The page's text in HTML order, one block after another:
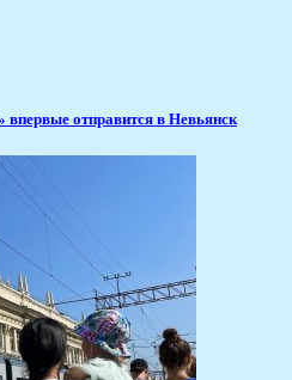
впервые отправится в Невьянск